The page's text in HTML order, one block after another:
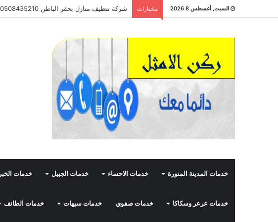
السبت, أغسطس 8 2026 مختارات شركة تنظيف منازل بحفر الباطن 0508435210 للايجار
خدمات المدينة المنورة خدمات الاحساء خدمات الجبيل خدمات الخبر
خدمات عرعر وسكاكا خدمات صفوي خدمات سيهات خدمات الطائف